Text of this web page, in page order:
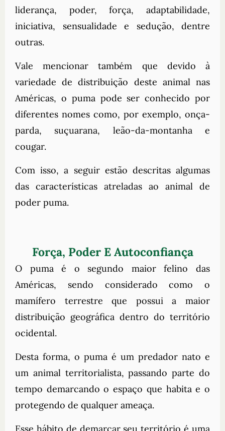
liderança, poder, força, adaptabilidade,
iniciativa, sensualidade e sedução, dentre
outras.
Vale mencionar também que devido à
variedade de distribuição deste animal nas
Américas, o puma pode ser conhecido por
diferentes nomes como, por exemplo, onça-
parda, suçuarana, leão-da-montanha e
cougar.
Com isso, a seguir estão descritas algumas
das características atreladas ao animal de
poder puma.
Força, Poder E Autoconfiança
O puma é o segundo maior felino das
Américas, sendo considerado como o
mamífero terrestre que possui a maior
distribuição geográfica dentro do território
ocidental.
Desta forma, o puma é um predador nato e
um animal territorialista, passando parte do
tempo demarcando o espaço que habita e o
protegendo de qualquer ameaça.